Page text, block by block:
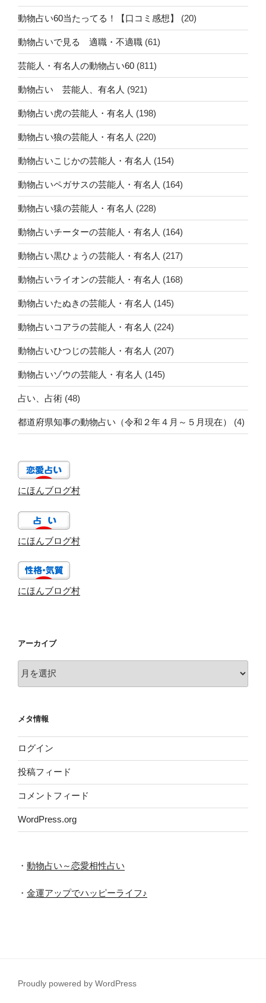
動物占い60当たってる！【口コミ感想】 (20)
動物占いで見る 適職・不適職 (61)
芸能人・有名人の動物占い60 (811)
動物占い 芸能人、有名人 (921)
動物占い虎の芸能人・有名人 (198)
動物占い狼の芸能人・有名人 (220)
動物占いこじかの芸能人・有名人 (154)
動物占いペガサスの芸能人・有名人 (164)
動物占い猿の芸能人・有名人 (228)
動物占いチーターの芸能人・有名人 (164)
動物占い黒ひょうの芸能人・有名人 (217)
動物占いライオンの芸能人・有名人 (168)
動物占いたぬきの芸能人・有名人 (145)
動物占いコアラの芸能人・有名人 (224)
動物占いひつじの芸能人・有名人 (207)
動物占いゾウの芸能人・有名人 (145)
占い、占術 (48)
都道府県知事の動物占い（令和２年４月～５月現在） (4)
にほんブログ村
にほんブログ村
にほんブログ村
アーカイブ
ー
ブ
メタ情報
ログイン
投稿フィード
コメントフィード
WordPress.org
・ 動物占い～恋愛相性占い
・ 金運アップでハッピーライフ♪
Proudly powered by WordPress